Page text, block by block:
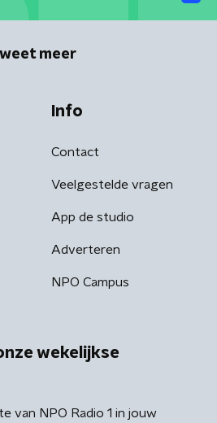
weet meer
Info
Contact
Veelgestelde vragen
App de studio
Adverteren
NPO Campus
wekelijkse
van NPO Radio 1 in jouw